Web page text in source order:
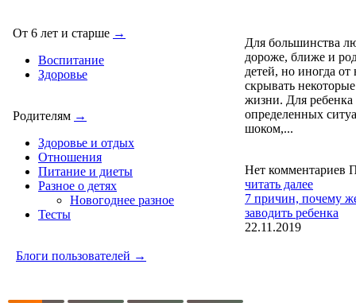
От 6 лет и старше →
Воспитание
Здоровье
Родителям →
Здоровье и отдых
Отношения
Питание и диеты
Разное о детях
Новогоднее разное
Тесты
Блоги пользователей →
Для большинства
дороже, ближе и
детей, но иногда
скрывать
жизни. Для ребенка
определенных
шоком,...
Нет комментариев
читать далее
7 причин, почему
заводить ребенка
22.11.2019